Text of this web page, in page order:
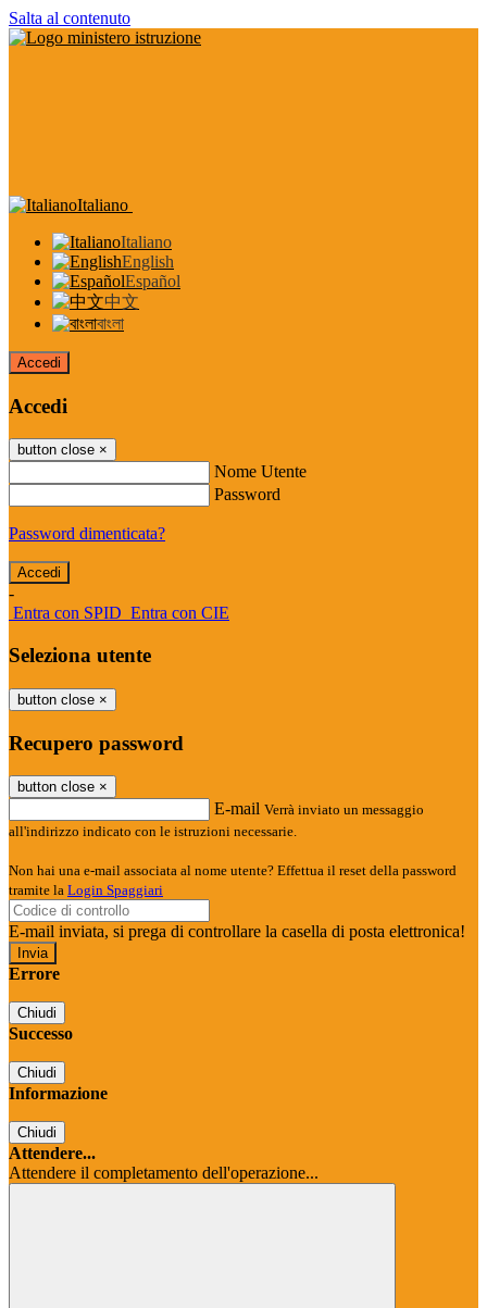
Salta al contenuto
Italiano
Italiano
English
Español
中文
বাংলা
Accedi
Accedi
button close ×
Nome Utente
Password
Password dimenticata?
-
Entra con SPID Entra con CIE
Seleziona utente
button close ×
Recupero password
button close ×
E-mail Verrà inviato un messaggio
all'indirizzo indicato con le istruzioni necessarie.
Non hai una e-mail associata al nome utente? Effettua il reset della password
tramite la Login Spaggiari
E-mail inviata, si prega di controllare la casella di posta elettronica!
Errore
Chiudi
Successo
Chiudi
Informazione
Chiudi
Attendere...
Attendere il completamento dell'operazione...